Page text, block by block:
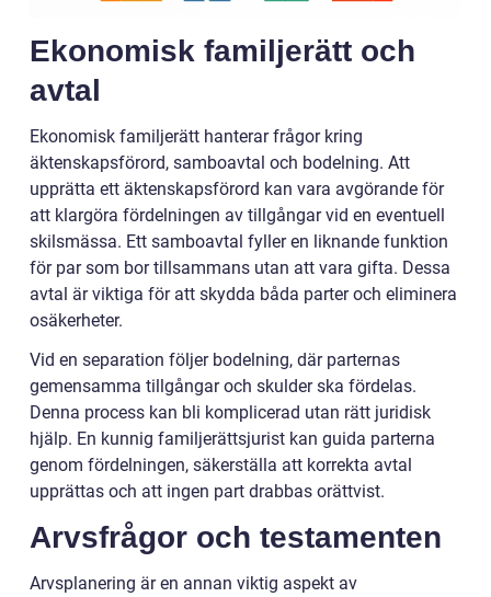
Ekonomisk familjerätt och
avtal
Ekonomisk familjerätt hanterar frågor kring
äktenskapsförord, samboavtal och bodelning. Att
upprätta ett äktenskapsförord kan vara avgörande för
att klargöra fördelningen av tillgångar vid en eventuell
skilsmässa. Ett samboavtal fyller en liknande funktion
för par som bor tillsammans utan att vara gifta. Dessa
avtal är viktiga för att skydda båda parter och eliminera
osäkerheter.
Vid en separation följer bodelning, där parternas
gemensamma tillgångar och skulder ska fördelas.
Denna process kan bli komplicerad utan rätt juridisk
hjälp. En kunnig familjerättsjurist kan guida parterna
genom fördelningen, säkerställa att korrekta avtal
upprättas och att ingen part drabbas orättvist.
Arvsfrågor och testamenten
Arvsplanering är en annan viktig aspekt av